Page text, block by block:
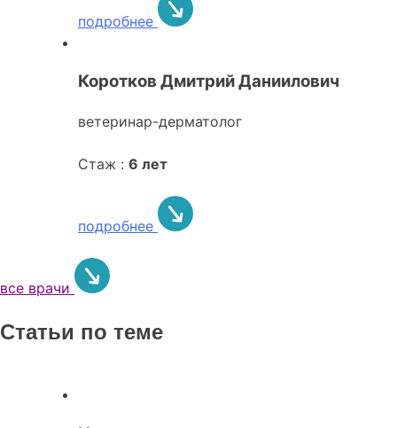
подробнее
Коротков Дмитрий Даниилович
ветеринар-дерматолог
Стаж : 6 лет
подробнее
все врачи
Статьи по теме